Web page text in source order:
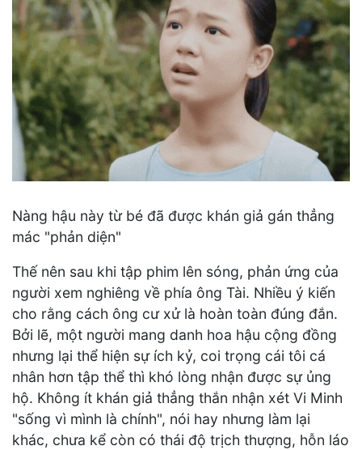
Nàng hậu này từ bé đã được khán giả gán thẳng
mác "phản diện"
Thế nên sau khi tập phim lên sóng, phản ứng của
người xem nghiêng về phía ông Tài. Nhiều ý kiến
cho rằng cách ông cư xử là hoàn toàn đúng đắn.
Bởi lẽ, một người mang danh hoa hậu cộng đồng
nhưng lại thể hiện sự ích kỷ, coi trọng cái tôi cá
nhân hơn tập thể thì khó lòng nhận được sự ủng
hộ. Không ít khán giả thẳng thắn nhận xét Vi Minh
"sống vì mình là chính", nói hay nhưng làm lại
khác, chưa kể còn có thái độ trịch thượng, hỗn láo